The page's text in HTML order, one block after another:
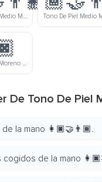
Tono De Piel Medio Moreno Mujer Y Tono De Piel Claro Medio Hombre Tomados De La Mano
Tono De Piel Moreno Mujer Y Hombre Tomados De La Mano
De Tono De Piel
la mano 👩🏿‍🤝‍👨🏾.
de la mano